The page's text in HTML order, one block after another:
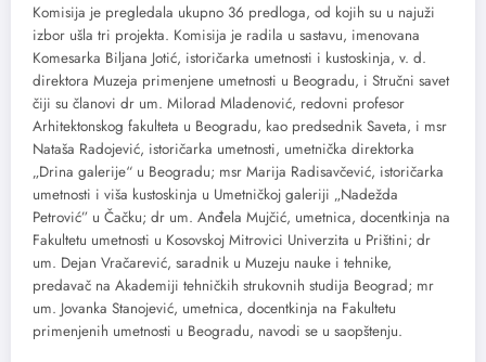
Komisija je pregledala ukupno 36 predloga, od kojih su u najuži
izbor ušla tri projekta. Komisija je radila u sastavu, imenovana
Komesarka Biljana Jotić, istoričarka umetnosti i kustoskinja, v. d.
direktora Muzeja primenjene umetnosti u Beogradu, i Stručni savet
čiji su članovi dr um. Milorad Mladenović, redovni profesor
Arhitektonskog fakulteta u Beogradu, kao predsednik Saveta, i msr
Nataša Radojević, istoričarka umetnosti, umetnička direktorka
„Drina galerije“ u Beogradu; msr Marija Radisavčević, istoričarka
umetnosti i viša kustoskinja u Umetničkoj galeriji „Nadežda
Petrović” u Čačku; dr um. Anđela Mujčić, umetnica, docentkinja na
Fakultetu umetnosti u Kosovskoj Mitrovici Univerzita u Prištini; dr
um. Dejan Vračarević, saradnik u Muzeju nauke i tehnike,
predavač na Akademiji tehničkih strukovnih studija Beograd; mr
um. Jovanka Stanojević, umetnica, docentkinja na Fakultetu
primenjenih umetnosti u Beogradu, navodi se u saopštenju.